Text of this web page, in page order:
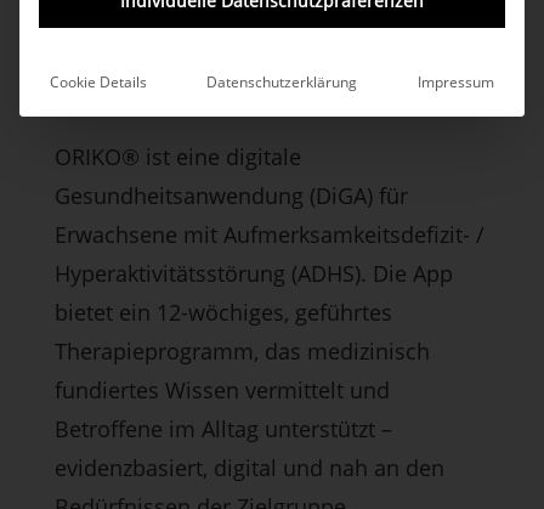
ADHS
ORIKO® ist eine digitale
Gesundheitsanwendung (DiGA) für
Erwachsene mit Aufmerksamkeitsdefizit- /
Hyperaktivitätsstörung (ADHS). Die App
bietet ein 12-wöchiges, geführtes
Therapieprogramm, das medizinisch
fundiertes Wissen vermittelt und
Betroffene im Alltag unterstützt –
evidenzbasiert, digital und nah an den
Cookie Details Datenschutzerklärung Impressum